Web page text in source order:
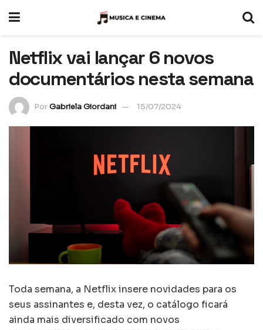
Netflix vai lançar 6 novos
documentários nesta semana
PorGabriela Giordani 15/07/2024
Toda semana, a Netflix insere novidades para os
seus assinantes e, desta vez, o catálogo ficará
ainda mais diversificado com novos